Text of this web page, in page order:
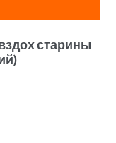
старины